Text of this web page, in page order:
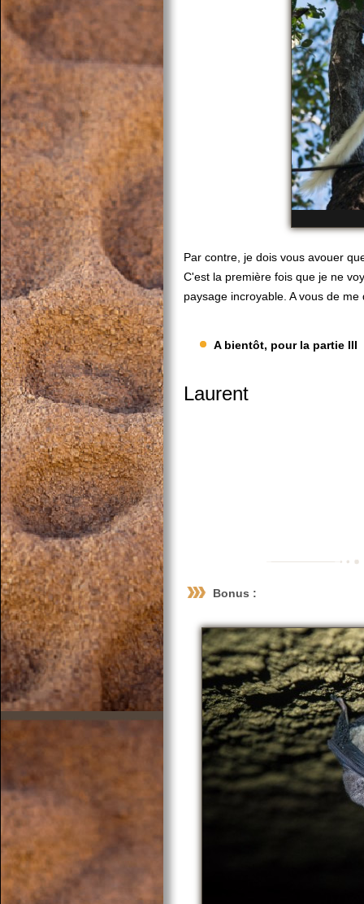
Par contre, je dois vous avouer
C'est la première fois que je ne
paysage incroyable. A vous de
A bientôt, pour la partie III
Laurent
Bonus :